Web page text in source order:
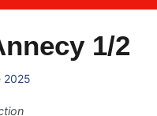
1/2
2025